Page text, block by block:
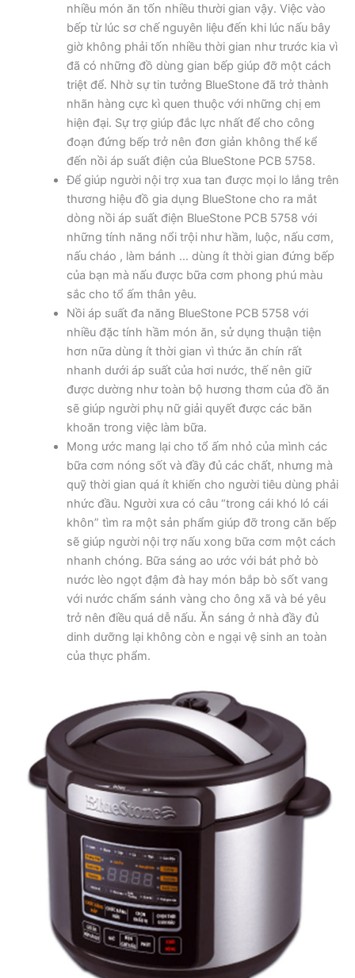
nhiều món ăn tốn nhiều thười gian vậy. Việc vào
bếp từ lúc sơ chế nguyên liệu đến khi lúc nấu bây
giờ không phải tốn nhiều thời gian như trước kia vì
đã có những đồ dùng gian bếp giúp đỡ một cách
triệt để. Nhờ sự tin tưởng BlueStone đã trở thành
nhãn hàng cực kì quen thuộc với những chị em
hiện đại. Sự trợ giúp đắc lực nhất để cho công
đoạn đứng bếp trở nên đơn giản không thể kể
đến nồi áp suất điện của BlueStone PCB 5758.
Để giúp người nội trợ xua tan được mọi lo lắng trên
thương hiệu đồ gia dụng BlueStone cho ra mắt
dòng nồi áp suất điện BlueStone PCB 5758 với
những tính năng nổi trội như hầm, luộc, nấu cơm,
nấu cháo , làm bánh … dùng ít thời gian đứng bếp
của bạn mà nấu được bữa cơm phong phú màu
sắc cho tổ ấm thân yêu.
Nồi áp suất đa năng BlueStone PCB 5758 với
nhiều đặc tính hầm món ăn, sử dụng thuận tiện
hơn nữa dùng ít thời gian vì thức ăn chín rất
nhanh dưới áp suất của hơi nước, thế nên giữ
được dường như toàn bộ hương thơm của đồ ăn
sẽ giúp người phụ nữ giải quyết được các băn
khoăn trong việc làm bữa.
Mong ước mang lại cho tổ ấm nhỏ của mình các
bữa cơm nóng sốt và đầy đủ các chất, nhưng mà
quỹ thời gian quá ít khiến cho người tiêu dùng phải
nhức đầu. Người xưa có câu “trong cái khó ló cái
khôn” tìm ra một sản phẩm giúp đỡ trong căn bếp
sẽ giúp người nội trợ nấu xong bữa cơm một cách
nhanh chóng. Bữa sáng ao ước với bát phở bò
nước lèo ngọt đậm đà hay món bắp bò sốt vang
với nước chấm sánh vàng cho ông xã và bé yêu
trở nên điều quá dễ nấu. Ăn sáng ở nhà đầy đủ
dinh dưỡng lại không còn e ngại vệ sinh an toàn
của thực phẩm.